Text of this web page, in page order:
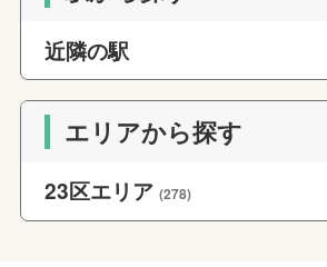
近隣の駅
エリアから探す
23区エリア(278)